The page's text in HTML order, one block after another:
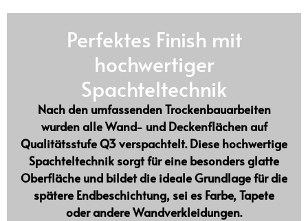
Perfektes Finish mit
hochwertiger
Spachteltechnik
Nach den umfassendenTrockenbauarbeiten
wurden alle Wand- und Deckenflächen auf
Qualitätsstufe Q3 verspachtelt. Diese hochwertige
Spachteltechnik sorgt für eine besonders glatte
Oberfläche und bildet die ideale Grundlage für die
spätere Endbeschichtung, sei es Farbe, Tapete
oder andere Wandverkleidungen.